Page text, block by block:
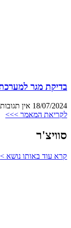
בדיקת מגר
18/07/2024 אין תגובות
לקריאת המאמר >>>
סוויצ'ר
קרא עוד באותו נושא >